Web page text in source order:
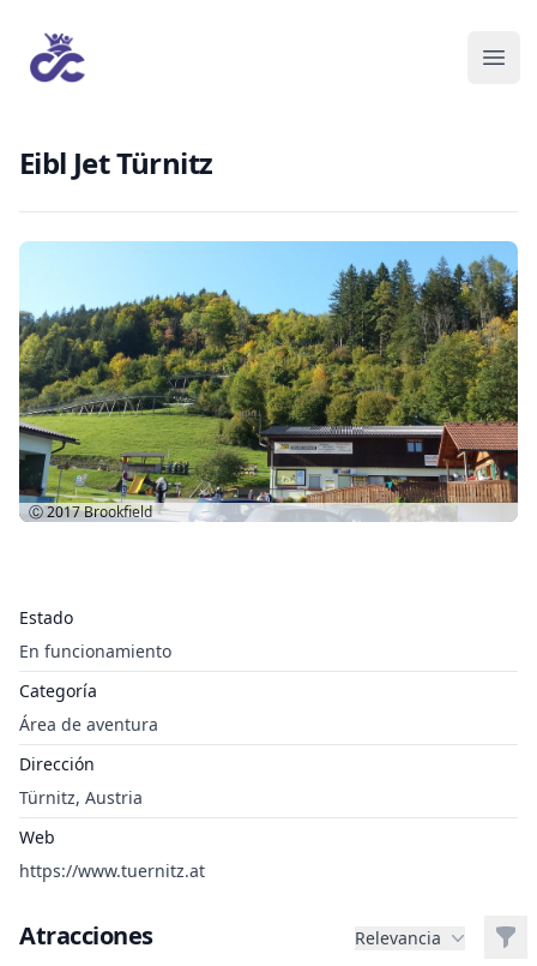
Eibl Jet Türnitz
Estado
En funcionamiento
Categoría
Área de aventura
Dirección
Türnitz, Austria
Web
https://www.tuernitz.at
Ⓒ 2017Brookfield
Atracciones Relevancia